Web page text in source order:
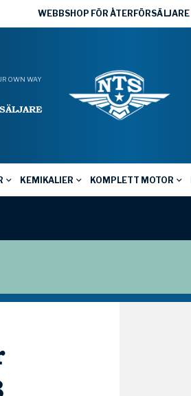
WEBBSHOP FÖR ÅTERFÖRSÄLJARE
OWN WAY
KEMIKALIER KOMPLETT MOTOR